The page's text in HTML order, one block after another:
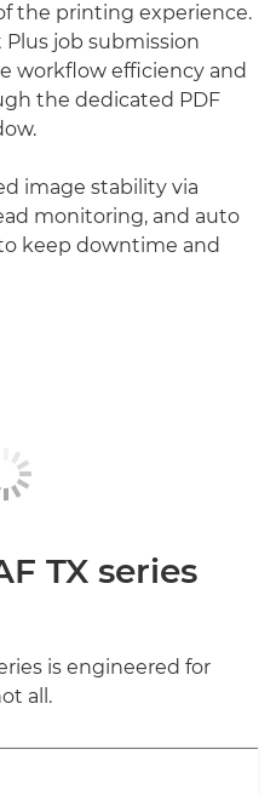
the printing experience.
job submission
workflow efficiency and
the dedicated PDF
image stability via
monitoring, and auto
keep downtime and
TX series
is engineered for
all.